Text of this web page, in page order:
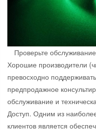
Проверьте
Хорошие производители
превосходно
предпродажное
обслуживание и
Доступ. Одним из
клиентов является